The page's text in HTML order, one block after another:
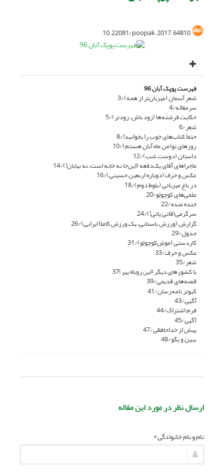
10.22081/poopak.2017.64810
فهرست پوپک آبان 96
شعر آسمان (مهربان‌تر از همه)/3
سرمقاله/4
حکایت فرشته‌ها (زود باش، زودتر)/5
شعر/6
حتماً کتاب‌های خوب را بخوانید!/8
روزهای نو(من ماه آبان هستم)/10
داستان (دوست شب)/12
ماجراهای آقای یک‌دفعه (این‌جا نه خانه است، نه بیابان!)/14
عکس و حرف (دوباره اربعین حسینی)/16
در باغ مهربانی (بلوط دوم)/18
علمی‌های کوچولو/20
خنده منده/22
سرگرمی(قاتی پاتی!)/24
گزارش (ورزش باستانی، یک ورزش کاملاً ایرانی)/26
جدول/29
کاردستی (موش‌کوچولو)/31
عکس و حرف/33
شعر/35
با کشورهای دیگر (این روباه پیر)37
قصه‌های قدیمی/39
کبوتر نامه‌رسان/41
آگهی/43
فرم اشتراک/44
آگهی/45
پیش از خداحافظی/47
ببین و بگو/48
ارسال نظر در مورد این مقاله
نام و نام خانوادگی *